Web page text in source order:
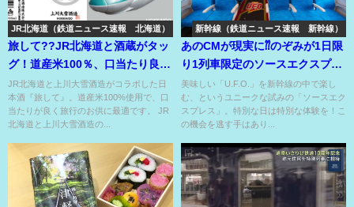
JR北海道（鉄道ニュース速報 北海道）
旅して??JR北海道と酒蔵がタッ
グ！道産米100％、口当たり良
く、どの食べ物にも合う⁉
JR北海道と上川大雪酒造がコラボした日
本酒『旅して』。道産米100%使用で、口
当たりが良く旅行のお供に最適です。 JR
北海道と上川大雪酒造の...
新幹線（鉄道ニュース速報 新幹線）
あのCMが現実に⁇のぞみが1日限
り1列車限定のソースエクスプレ
ス⁇
美味しい「U.F.O.」を新幹線の中で楽し
む、というユニークな試みの「ソースエク
スプレス」。特別な日は特別な体験を！こ
の機会を逃す手はあり...